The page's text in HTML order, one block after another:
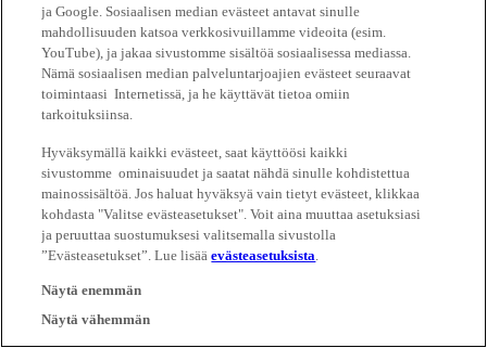
ja Google. Sosiaalisen median evästeet antavat sinulle
mahdollisuuden katsoa verkkosivuillamme videoita (esim.
YouTube), ja jakaa sivustomme sisältöä sosiaalisessa mediassa.
Nämä sosiaalisen median palveluntarjoajien evästeet seuraavat
toimintaasi Internetissä, ja he käyttävät tietoa omiin
tarkoituksiinsa.
Hyväksymällä kaikki evästeet, saat käyttöösi kaikki
sivustomme ominaisuudet ja saatat nähdä sinulle kohdistettua
mainossisältöä. Jos haluat hyväksyä vain tietyt evästeet, klikkaa
kohdasta "Valitse evästeasetukset". Voit aina muuttaa asetuksiasi
ja peruuttaa suostumuksesi valitsemalla sivustolla
”Evästeasetukset”. Lue lisääevästeasetuksista
Näytä enemmän
Näytä vähemmän